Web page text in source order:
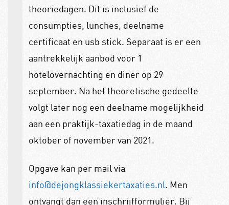
theoriedagen. Dit is inclusief de
consumpties, lunches, deelname
certificaat en usb stick. Separaat is er een
aantrekkelijk aanbod voor 1
hotelovernachting en diner op 29
september. Na het theoretische gedeelte
volgt later nog een deelname mogelijkheid
aan een praktijk-taxatiedag in de maand
oktober of november van 2021.
Opgave kan per mail via
info@dejongklassiekertaxaties.nl. Men
ontvangt dan een inschrijfformulier. Bij